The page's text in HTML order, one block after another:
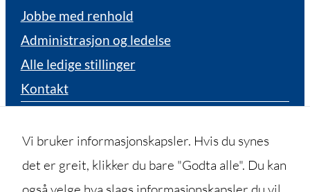
Jobbe med renhold
Administrasjon og ledelse
Alle ledige stillinger
Kontakt
Hittegods
Besøksadresser
Tidligere ansatt
Vi bruker informasjonskapsler. Hvis du synes
det er greit, klikker du bare "Godta alle". Du kan